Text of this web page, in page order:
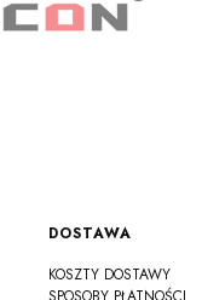
DOSTAWA
KOSZTY DOSTAWY